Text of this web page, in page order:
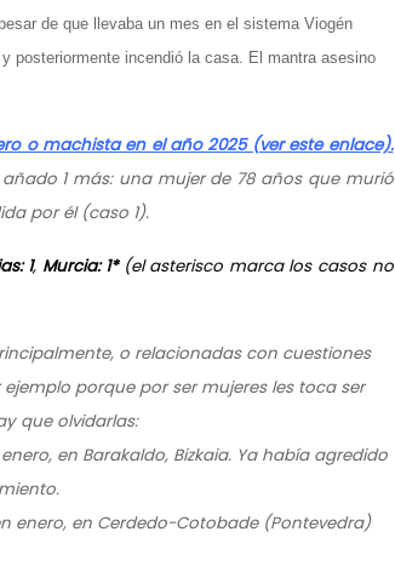
de que llevaba un mes en el sistema Viogén
posteriormente incendió la casa. El mantra asesino
o machista en el año 2025 (ver este enlace).
1 más: una mujer de 78 años que murió
por él (caso 1).
1, Murcia: 1* (el asterisco marca los casos no
o relacionadas con cuestiones
porque por ser mujeres les toca ser
que olvidarlas:
en Barakaldo, Bizkaia. Ya había agredido
enero, en Cerdedo-Cotobade (Pontevedra)